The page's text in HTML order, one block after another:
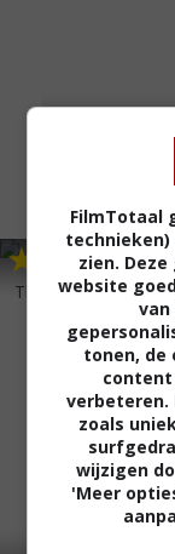
The Seven Little
FilmTotaal
zien.
website
van
tonen,
verbeteren.
zoals
wijzigen
'Meer